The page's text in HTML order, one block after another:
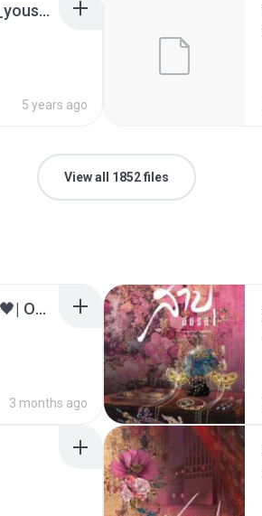
hot_ui_dynamic_newyear_laoshu_youshou.ab
5 years ago
View all 1852 files
ไม่มีใครรู้ตัวเรา– UNHEARD MUSIC 🖤| Official Lyric Video | เพลงสู้ชีวิต
3 months ago